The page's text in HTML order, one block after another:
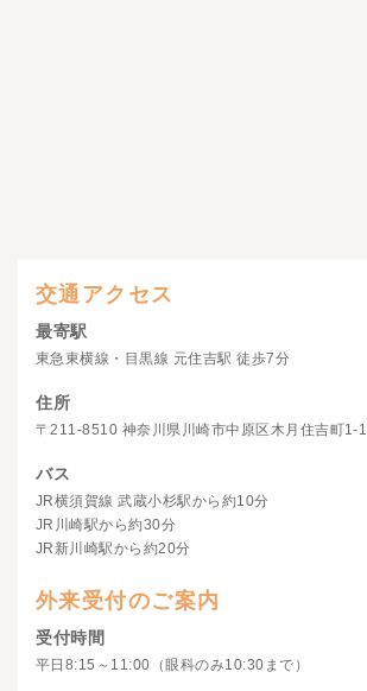
交通アクセス
最寄駅
東急東横線・目黒線 元住吉駅 徒歩7分
住所
〒211-8510 神奈川県川崎市中原区木月住吉町1-1
バス
JR横須賀線 武蔵小杉駅から約10分
JR川崎駅から約30分
JR新川崎駅から約20分
外来受付のご案内
受付時間
平日8:15～11:00（眼科のみ10:30まで）